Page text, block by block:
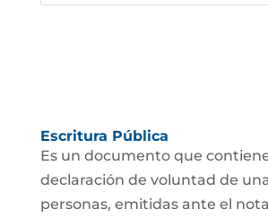
Escritura Pública
Es un documento que
declaración de voluntad de
personas, emitidas ante el